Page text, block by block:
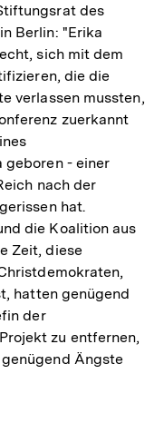
des
Berlin: "Erika
sich mit dem
die die
verlassen mussten,
zuerkannt
geboren - einer
nach der
hat.
die Koalition aus
Zeit, diese
hatten genügend
der
zu entfernen,
Ängste